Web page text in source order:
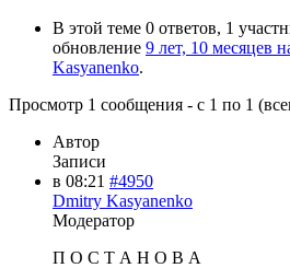
В этой теме 0 ответов, 1
обновление 9 лет, 10 месяцев
Kasyanenko.
Просмотр 1 сообщения - с 1 по 1
Автор
Записи
в 08:21 #4950
Dmitry Kasyanenko
Модератор
П О С Т А Н О В А